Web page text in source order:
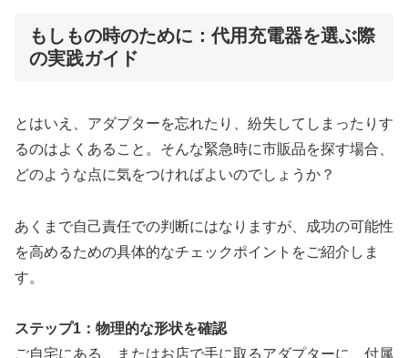
もしもの時のために：代用充電器を選ぶ際
の実践ガイド
とはいえ、アダプターを忘れたり、紛失してしまったりす
るのはよくあること。そんな緊急時に市販品を探す場合、
どのような点に気をつければよいのでしょうか？
あくまで自己責任での判断にはなりますが、成功の可能性
を高めるための具体的なチェックポイントをご紹介しま
す。
ステップ1：物理的な形状を確認
ご自宅にある、またはお店で手に取るアダプターに、付属